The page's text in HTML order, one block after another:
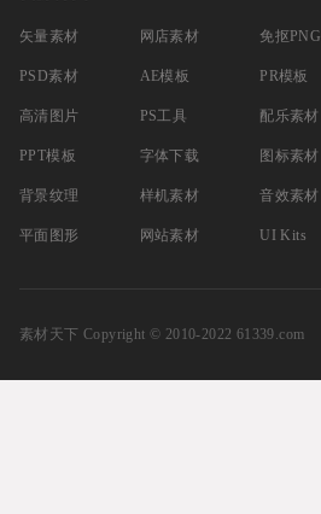
矢量素材
PSD素材
高清图片
PPT模板
背景纹理
平面图形
网店素材
AE模板
PS工具
字体下载
样机素材
网站素材
免抠PNG
PR模板
配乐素材
图标素材
音效素材
UI Kits
素材天下 Copyright © 2010-2022 61339.com